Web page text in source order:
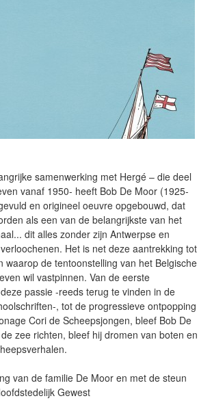
samenwerking met Hergé – die deel
vanaf 1950- heeft Bob De Moor (1925-
en origineel oeuvre opgebouwd, dat
als een van de belangrijkste van het
dit alles zonder zijn Antwerpse en
Het is net deze aantrekking tot
waarop de tentoonstelling van het Belgische
wil vastpinnen. Van de eerste
passie -reeds terug te vinden in de
, tot de progressieve ontpopping
Cori de Scheepsjongen, bleef Bob De
zee richten, bleef hij dromen van boten en
van de familie De Moor en met de steun
Gewest